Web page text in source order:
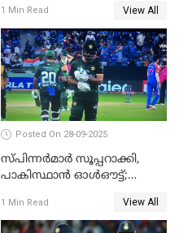
കാത്തിരിക്കുന്നു; വരവ്
സ്ഥിരീകരിച്ച് മെസി
1 Min Read View All
Posted On 28-09-2025
സ്പിന്നർമാർ സൂപ്പറാക്കി,
പാകിസ്ഥാൻ ഓൾഔട്ട്;
വിജയലക്ഷ്യം, കുൽദീപിന് 4
വിക്കറ്റ്
1 Min Read View All